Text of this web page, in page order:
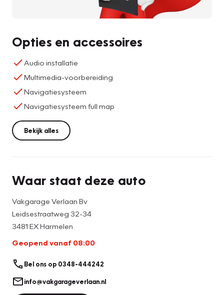
Opties en accessoires
Audio installatie
Multimedia-voorbereiding
Navigatiesysteem
Navigatiesysteem full map
Bekijk alles
Waar staat deze auto
Vakgarage Verlaan Bv
Leidsestraatweg 32-34
3481 EX Harmelen
Geopend vanaf 08:00
Bel ons op 0348-444242
info@vakgarageverlaan.nl